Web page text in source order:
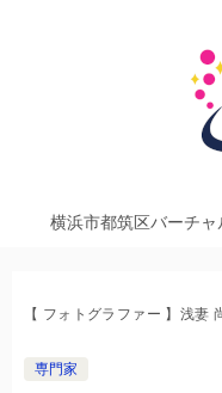
横浜市都筑区バーチ
【 フォトグラファー 】浅妻
専門家